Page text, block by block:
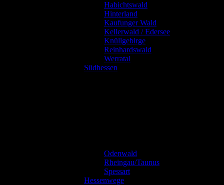
Habichtswald
Hinterland
Kaufunger Wald
Kellerwald / Edersee
Knüllgebirge
Reinhardswald
Werratal
Südhessen
Odenwald
Rheingau/Taunus
Spessart
Hessenwege